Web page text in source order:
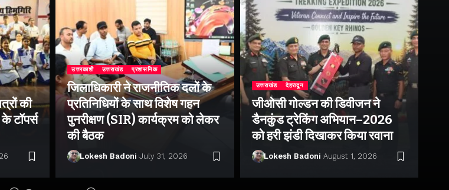
की
टॉपर्स
उत्तरकाशी उत्तराखंड प्रशासनिक
जिलाधिकारी ने राजनीतिक दलों के
प्रतिनिधियों के साथ विशेष गहन
पुनरीक्षण (SIR) कार्यक्रम को लेकर
की बैठक
Lokesh Badoni July 31, 2026
उत्तराखंड देहरादून
जीओसी गोल्डन की डिवीजन ने
डैनकुंड ट्रेकिंग अभियान–2026
को हरी झंडी दिखाकर किया रवाना
Lokesh Badoni August 1, 2026